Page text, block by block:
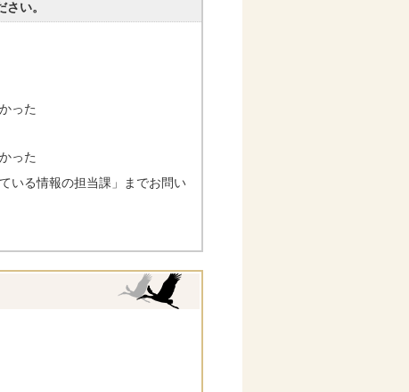
い。
った
った
いる情報の担当課」までお問い